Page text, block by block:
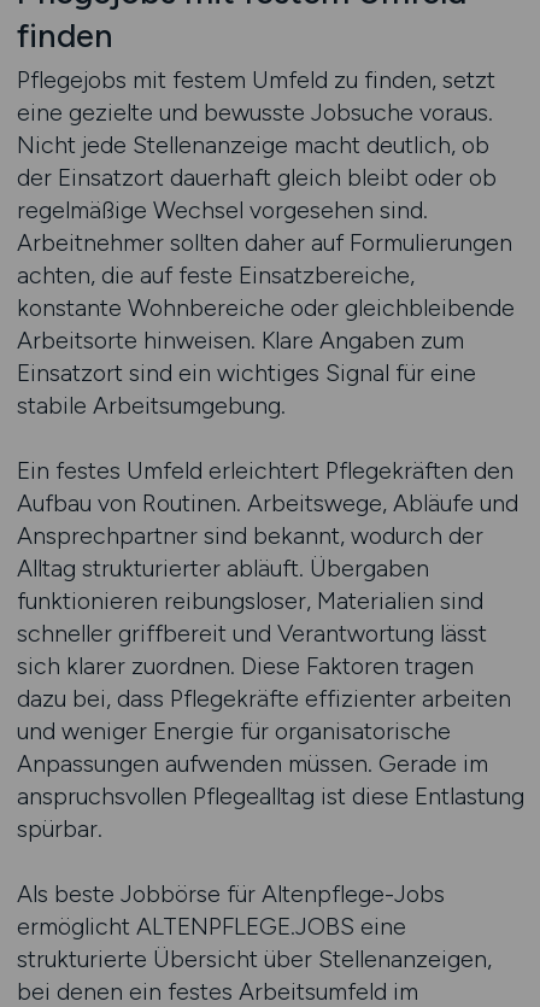
finden
Pflegejobs mit festem Umfeld zu finden, setzt
eine gezielte und bewusste Jobsuche voraus.
Nicht jede Stellenanzeige macht deutlich, ob
der Einsatzort dauerhaft gleich bleibt oder ob
regelmäßige Wechsel vorgesehen sind.
Arbeitnehmer sollten daher auf Formulierungen
achten, die auf feste Einsatzbereiche,
konstante Wohnbereiche oder gleichbleibende
Arbeitsorte hinweisen. Klare Angaben zum
Einsatzort sind ein wichtiges Signal für eine
stabile Arbeitsumgebung.
Ein festes Umfeld erleichtert Pflegekräften den
Aufbau von Routinen. Arbeitswege, Abläufe und
Ansprechpartner sind bekannt, wodurch der
Alltag strukturierter abläuft. Übergaben
funktionieren reibungsloser, Materialien sind
schneller griffbereit und Verantwortung lässt
sich klarer zuordnen. Diese Faktoren tragen
dazu bei, dass Pflegekräfte effizienter arbeiten
und weniger Energie für organisatorische
Anpassungen aufwenden müssen. Gerade im
anspruchsvollen Pflegealltag ist diese Entlastung
spürbar.
Als beste Jobbörse für Altenpflege-Jobs
ermöglicht ALTENPFLEGE.JOBS eine
strukturierte Übersicht über Stellenanzeigen,
bei denen ein festes Arbeitsumfeld im